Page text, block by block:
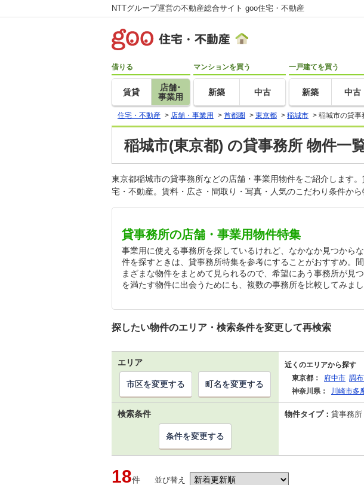
NTTグループ運営の不動産総合サイト goo住宅・不動産
借りる
賃貸
店舗･
事業用
マンションを買う
新築 中古
一戸建てを買う
新築 中古
住宅・不動産 > 店舗・事業用 > 首都圏 > 東京都 > 稲城市 > 稲城市の貸事
稲城市(東京都) の貸事務所 物件一
東京都稲城市の貸事務所などの店舗・事業用物件をご紹介します
宅・不動産。賃料・広さ・間取り・写真・人気のこだわり条件か
貸事務所の店舗・事業用物件特集
事業用に使える事務所を探しているけれど、なかなか見つから
件を探すときは、貸事務所特集を参考にすることがおすすめ。
まざまな物件をまとめて見られるので、希望にあう事務所が見
を満たす物件に出会うためにも、複数の事務所を比較してみまし
探したい物件のエリア・検索条件を変更して再検索
エリア
近くのエリアから探す
東京都：
府中市 調
神奈川県：
川崎市多
市区を変更する 町名を変更する
検索条件 物件タイプ： 貸事務所
条件を変更する
18件 並び替え